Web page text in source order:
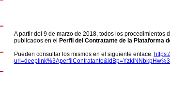
A partir del 9 de marzo de 2018, todos los procedimientos
publicados en el
Perfil del Contratante de la Plataforma
Pueden consultar los mismos en el siguiente enlace: